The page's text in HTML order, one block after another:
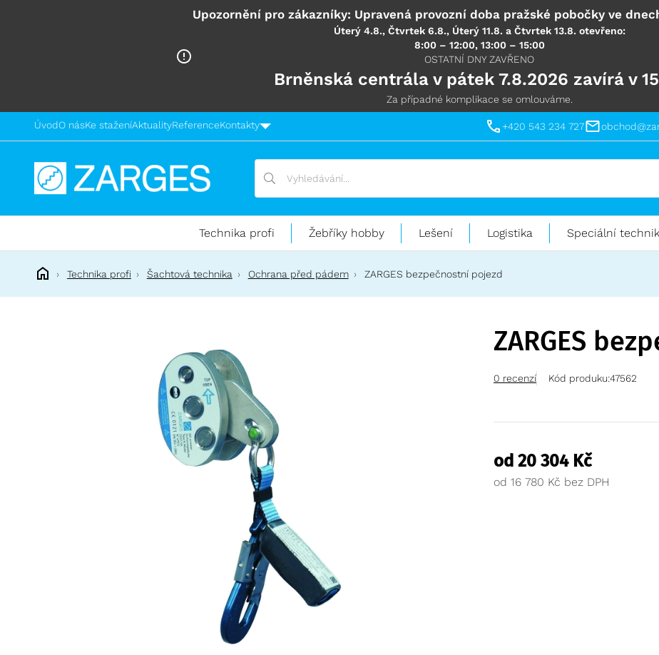
Upozornění pro zákazníky: Upravená provozní doba pražské pobočky ve
Úterý 4.8., Čtvrtek 6.8., Úterý 11.8. a Čtvrtek 13.8. otevřeno:
8:00 – 12:00, 13:00 – 15:00
OSTATNÍ DNY ZAVŘENO
Brněnská centrála v pátek 7.8.2026 zavírá v
Za případné komplikace se omlouváme.
ÚvodO násKe staženíAktualityReferenceKontakty +420 543 234 727
Technika
práci
výškách
Vyhledávání
Vyhledávání
Technika profi Žebříky hobby Lešení Logistika Speciální
Technika profi Šachtová technika Ochrana před pádem ZARGES bezpečnostní pojezd
ZARGES
0 recenzí Kód produku:47562
od 20 304 Kč
od 16 780 Kč